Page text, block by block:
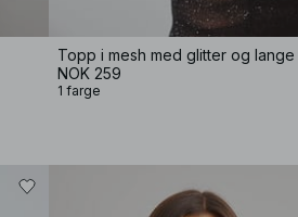
Topp i mesh med glitter og
NOK 259
1 farge